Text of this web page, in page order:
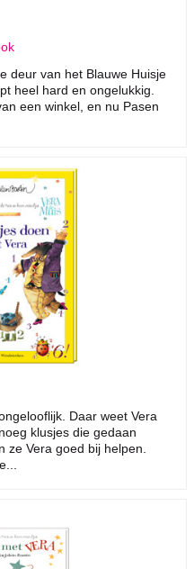
deur van het Blauwe Huisje
heel hard en ongelukkig.
een winkel, en nu Pasen
Daar weet Vera
klusjes die gedaan
ze Vera goed bij helpen.